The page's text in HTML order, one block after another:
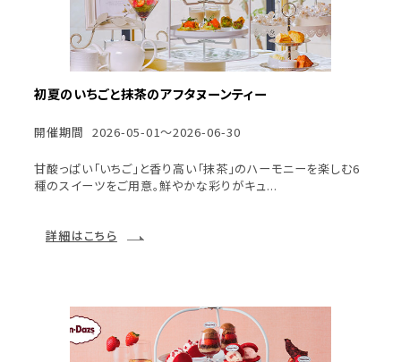
初夏のいちごと抹茶のアフタヌーンティー
開催期間 2026-05-01～2026-06-30
甘酸っぱい「いちご」と香り高い「抹茶」のハーモニーを楽しむ6
種のスイーツをご用意。鮮やかな彩りがキュ...
詳細はこちら